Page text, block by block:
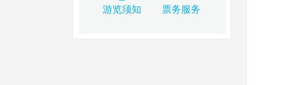
游览须知 票务服务